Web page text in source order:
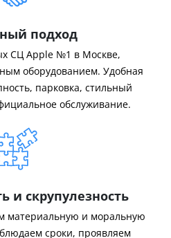
подход
СЦ Apple №1 в Москве,
оборудованием. Удобная
парковка, стильный
обслуживание.
и скрупулезность
материальную и моральную
сроки, проявляем